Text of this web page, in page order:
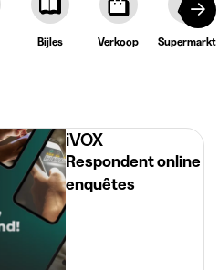
Bijles Verkoop Supermarkt
iVOX
Respondent online
enquêtes